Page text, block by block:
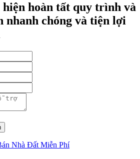
hiện hoàn tất quy trình và
nhanh chóng và tiện lợi